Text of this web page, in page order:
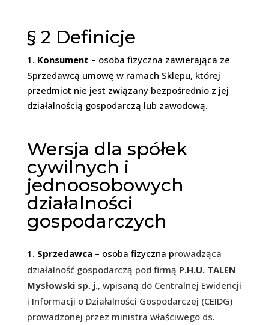
§ 2 Definicje
1. Konsument – osoba fizyczna zawierająca ze
Sprzedawcą umowę w ramach Sklepu, której
przedmiot nie jest związany bezpośrednio z jej
działalnością gospodarczą lub zawodową.
Wersja dla spółek
cywilnych i
jednoosobowych
działalności
gospodarczych
Sprzedawca – osoba fizyczna prowadząca
działalność gospodarczą pod firmą P.H.U. TALEN
Mysłowski sp. j., wpisaną do Centralnej Ewidencji
i Informacji o Działalności Gospodarczej (CEIDG)
prowadzonej przez ministra właściwego ds.